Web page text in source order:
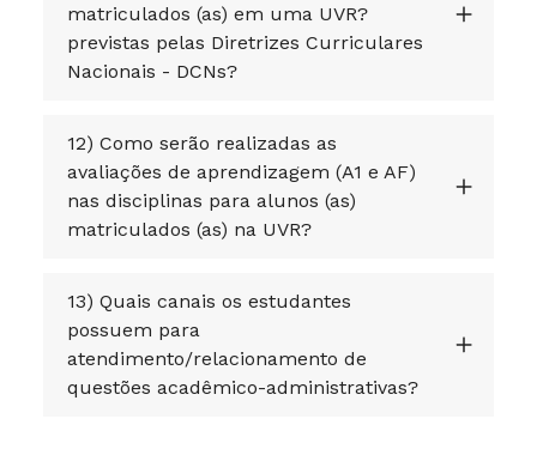
matriculados (as) em uma UVR?
previstas pelas Diretrizes Curriculares
Nacionais - DCNs?
12) Como serão realizadas as
avaliações de aprendizagem (A1 e AF)
nas disciplinas para alunos (as)
matriculados (as) na UVR?
13) Quais canais os estudantes
possuem para
atendimento/relacionamento de
questões acadêmico-administrativas?